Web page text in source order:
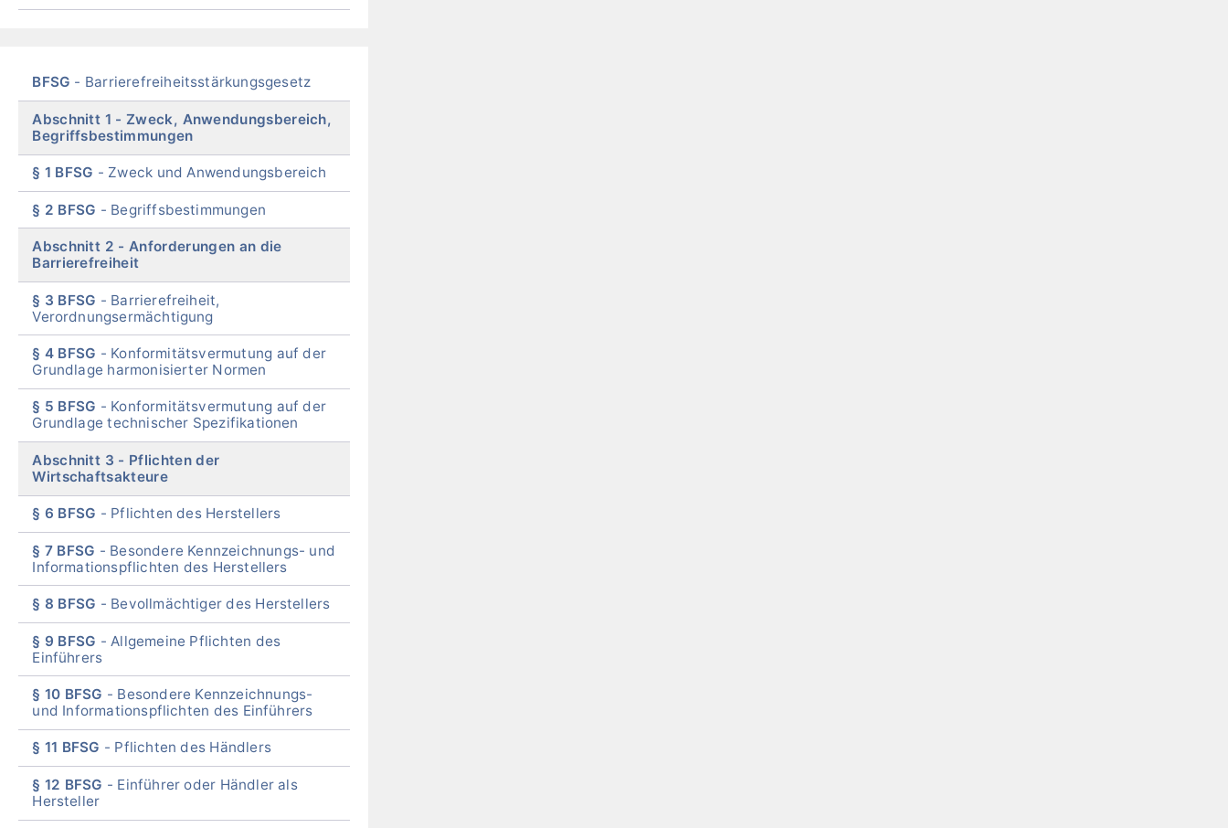
Skip
menu
BFSG Barrierefreiheitsstärkungsgesetz
Abschnitt 1
Zweck, Anwendungsbereich,
Begriffsbestimmungen
§ 1 BFSG Zweck und Anwendungsbereich
§ 2 BFSG Begriffsbestimmungen
Abschnitt 2
Anforderungen an die
Barrierefreiheit
§ 3 BFSG
Barrierefreiheit,
Verordnungsermächtigung
§ 4 BFSG
Konformitätsvermutung auf der
Grundlage harmonisierter Normen
§ 5 BFSG
Konformitätsvermutung auf der
Grundlage technischer Spezifikationen
Abschnitt 3
Pflichten der
Wirtschaftsakteure
§ 6 BFSG Pflichten des Herstellers
§ 7 BFSG
Besondere Kennzeichnungs- und
Informationspflichten des Herstellers
§ 8 BFSG Bevollmächtiger des Herstellers
§ 9 BFSG
Allgemeine Pflichten des
Einführers
§ 10 BFSG
Besondere Kennzeichnungs-
und Informationspflichten des Einführers
§ 11 BFSG Pflichten des Händlers
§ 12 BFSG
Einführer oder Händler als
Hersteller